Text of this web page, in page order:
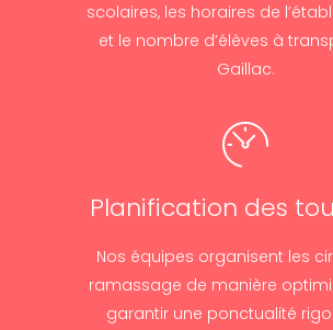
scolaires, les horaires de
et le nombre d’élèves à
Gaillac.
Planification des
Nos équipes organisent les
ramassage de manière
garantir une ponctualité